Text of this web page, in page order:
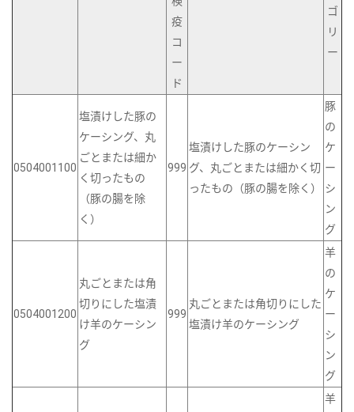
疫
コ
ー
ド
ゴ
リ
ー
0504001100
塩漬けした豚の
ケーシング、丸
ごとまたは細か
く切ったもの
（豚の腸を除
く）
999
塩漬けした豚のケーシン
グ、丸ごとまたは細かく切
ったもの（豚の腸を除く）
豚
の
ケ
ー
シ
ン
グ
0504001200
丸ごとまたは角
切りにした塩漬
け羊のケーシン
グ
999
丸ごとまたは角切りにした
塩漬け羊のケーシング
羊
の
ケ
ー
シ
ン
グ
羊